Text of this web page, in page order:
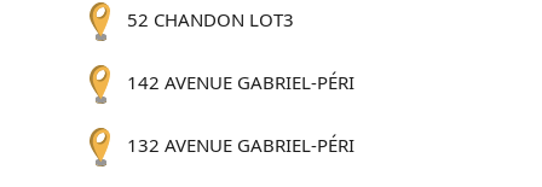
52 CHANDON LOT3
142 AVENUE GABRIEL-PÉRI
132 AVENUE GABRIEL-PÉRI